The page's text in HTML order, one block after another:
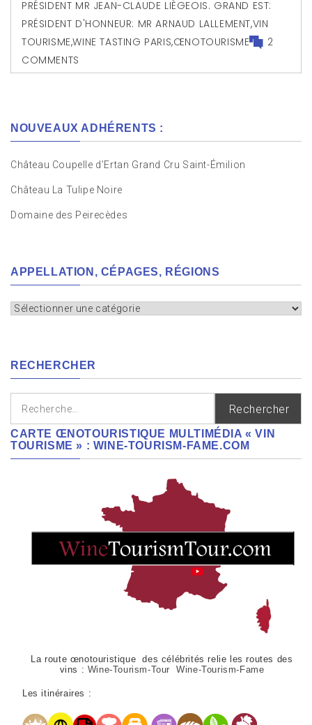
PRÉSIDENT MR JEAN-CLAUDE LIÈGEOIS. GRAND EST:
PRÉSIDENT D'HONNEUR: MR ARNAUD LALLEMENT,VIN
TOURISME,WINE TASTING PARIS,ŒNOTOURISME
2
COMMENTS
NOUVEAUX ADHÉRENTS :
Château Coupelle d’Ertan Grand Cru Saint-Émilion
Château La Tulipe Noire
Domaine des Peirecèdes
APPELLATION, CÉPAGES, RÉGIONS
Appellation,
RECHERCHER
Rechercher :
CARTE ŒNOTOURISTIQUE MULTIMÉDIA « VIN
TOURISME » : WINE-TOURISM-FAME.COM
La route œnotouristique des célébrités relie les routes des
vins : Wine-Tourism-Tour Wine-Tourism-Fame
Les itinéraires :